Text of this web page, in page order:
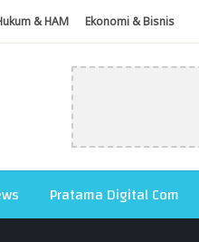
& HAM Ekonomi & Bisnis
Pratama Digital Com